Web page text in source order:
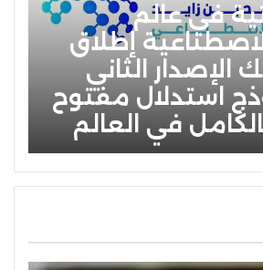
في عالم
إطلاق
الإصدار الثاني
استدلال مفتوح
في العالم